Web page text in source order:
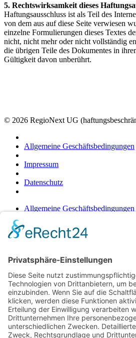
5. Rechtswirksamkeit dieses
Haftungsausschluss ist als Teil des
von dem aus auf diese Seite verwiesen
einzelne Formulierungen dieses Textes
nicht, nicht mehr oder nicht vollständig
die übrigen Teile des Dokumentes in
Gültigkeit davon unberührt.
© 2026 RegioNext UG
Allgemeine Geschäftsbedingungen
Impressum
Datenschutz
Allgemeine Geschäftsbedingungen
Datenschutz